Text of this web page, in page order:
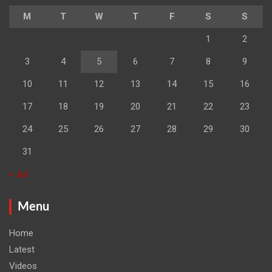
M T W T F S S
1 2
3 4 5 6 7 8 9
10 11 12 13 14 15 16
17 18 19 20 21 22 23
24 25 26 27 28 29 30
31
« Jul
Menu
Home
Latest
Videos